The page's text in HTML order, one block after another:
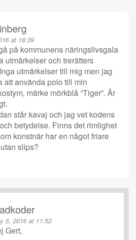
at 18:39
på kommunens näringslivsgala
utmärkelser och trerätters
utmärkelser till mig men jag
att använda polo till min
märke mörkblå “Tiger”. Är
står kavaj och jag vet kodens
betydelse. Finns det rimlighet
konstnär har en något friare
slips?
5, 2016 at 11:52
Gert,